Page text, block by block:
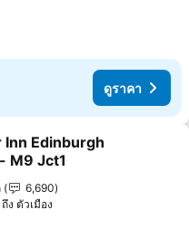
ดูราคา
นรายการโปรด
Inn Edinburgh
M9 Jct1
6,690
ง ตัวเมือง